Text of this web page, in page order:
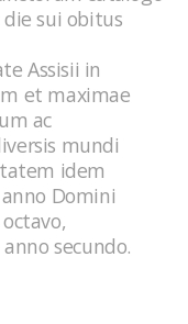
sui obitus
Assisii in
et maximae
ac
mundi
idem
Domini
secundo.